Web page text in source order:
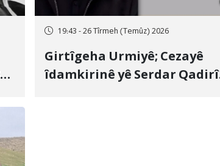
19:43 - 26 Tîrmeh (Temûz) 2026
Girtîgeha Urmiyê; Cezayê
îdamkirinê yê Serdar Qadirî